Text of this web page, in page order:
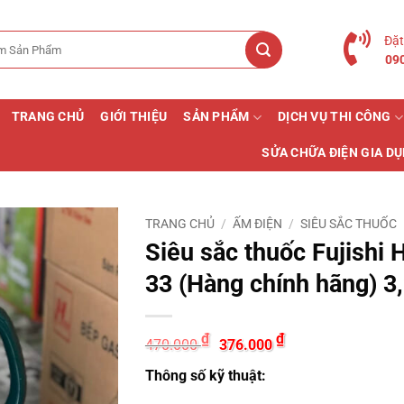
TRANG CHỦ GIỚI THIỆU SẢN PHẨM DỊCH VỤ THI CÔNG
SỬA CHỮA ĐIỆN GIA
TRANG CHỦ / ẤM ĐIỆN / SIÊU SẮC THUỐC
Siêu sắc thuốc Fujishi
33 (Hàng chính hãng)
470.000₫ Giá
gốc
là:
470.000 ₫.
376.000₫Giá
hiện
Thông số kỹ thuật: